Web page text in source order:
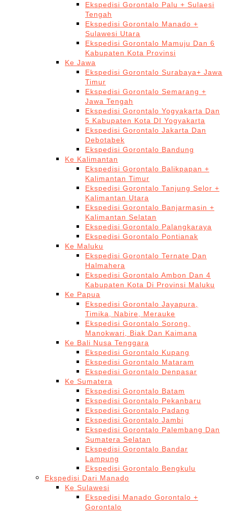
Ekspedisi Gorontalo Palu + Sulaesi
Tengah
Ekspedisi Gorontalo Manado +
Sulawesi Utara
Ekspedisi Gorontalo Mamuju Dan 6
Kabupaten Kota Provinsi
Ke Jawa
Ekspedisi Gorontalo Surabaya+ Jawa
Timur
Ekspedisi Gorontalo Semarang +
Jawa Tengah
Ekspedisi Gorontalo Yogyakarta Dan
5 Kabupaten Kota DI Yogyakarta
Ekspedisi Gorontalo Jakarta Dan
Debotabek
Ekspedisi Gorontalo Bandung
Ke Kalimantan
Ekspedisi Gorontalo Balikpapan +
Kalimantan Timur
Ekspedisi Gorontalo Tanjung Selor +
Kalimantan Utara
Ekspedisi Gorontalo Banjarmasin +
Kalimantan Selatan
Ekspedisi Gorontalo Palangkaraya
Ekspedisi Gorontalo Pontianak
Ke Maluku
Ekspedisi Gorontalo Ternate Dan
Halmahera
Ekspedisi Gorontalo Ambon Dan 4
Kabupaten Kota Di Provinsi Maluku
Ke Papua
Ekspedisi Gorontalo Jayapura,
Timika, Nabire, Merauke
Ekspedisi Gorontalo Sorong,
Manokwari, Biak Dan Kaimana
Ke Bali Nusa Tenggara
Ekspedisi Gorontalo Kupang
Ekspedisi Gorontalo Mataram
Ekspedisi Gorontalo Denpasar
Ke Sumatera
Ekspedisi Gorontalo Batam
Ekspedisi Gorontalo Pekanbaru
Ekspedisi Gorontalo Padang
Ekspedisi Gorontalo Jambi
Ekspedisi Gorontalo Palembang Dan
Sumatera Selatan
Ekspedisi Gorontalo Bandar
Lampung
Ekspedisi Gorontalo Bengkulu
Ekspedisi Dari Manado
Ke Sulawesi
Ekspedisi Manado Gorontalo +
Gorontalo